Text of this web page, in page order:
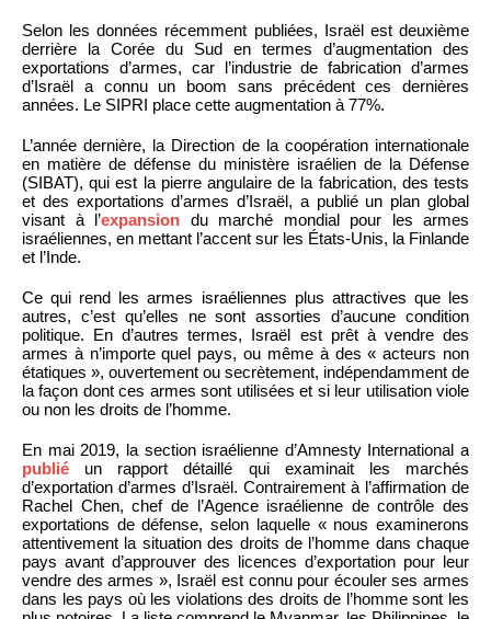
Selon les données récemment publiées, Israël est deuxième
derrière la Corée du Sud en termes d’augmentation des
exportations d’armes, car l’industrie de fabrication d’armes
d’Israël a connu un boom sans précédent ces dernières
années. Le SIPRI place cette augmentation à 77%.
L’année dernière, la Direction de la coopération internationale
en matière de défense du ministère israélien de la Défense
(SIBAT), qui est la pierre angulaire de la fabrication, des tests
et des exportations d’armes d’Israël, a publié un plan global
visant à l’expansion du marché mondial pour les armes
israéliennes, en mettant l’accent sur les États-Unis, la Finlande
et l’Inde.
Ce qui rend les armes israéliennes plus attractives que les
autres, c’est qu’elles ne sont assorties d’aucune condition
politique. En d’autres termes, Israël est prêt à vendre des
armes à n’importe quel pays, ou même à des « acteurs non
étatiques », ouvertement ou secrètement, indépendamment de
la façon dont ces armes sont utilisées et si leur utilisation viole
ou non les droits de l’homme.
En mai 2019, la section israélienne d’Amnesty International a
publié un rapport détaillé qui examinait les marchés
d’exportation d’armes d’Israël. Contrairement à l’affirmation de
Rachel Chen, chef de l’Agence israélienne de contrôle des
exportations de défense, selon laquelle « nous examinerons
attentivement la situation des droits de l’homme dans chaque
pays avant d’approuver des licences d’exportation pour leur
vendre des armes », Israël est connu pour écouler ses armes
dans les pays où les violations des droits de l’homme sont les